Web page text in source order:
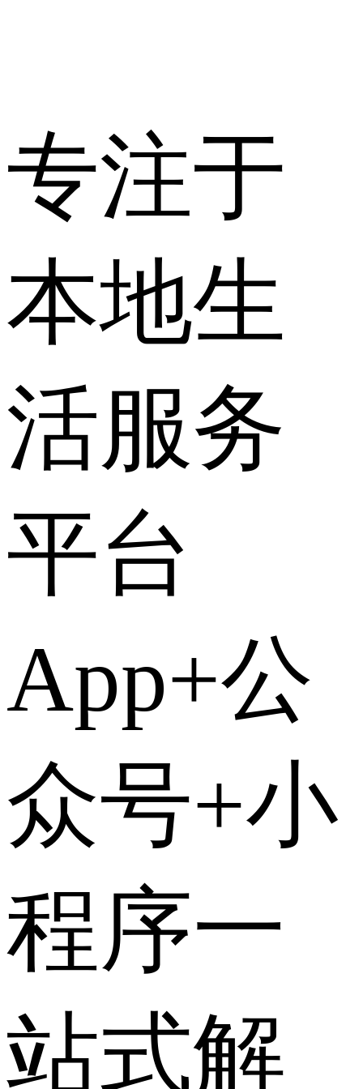
专注于
本地生
活服务
平台
App+公
众号+小
程序一
站式解